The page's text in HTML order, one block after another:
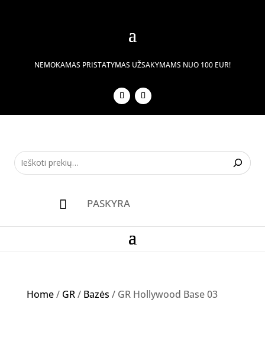
NEMOKAMAS PRISTATYMAS UŽSAKYMAMS NUO 100 EUR!
 PASKYRA
Home/ GR/ Bazės / GR Hollywood Base 03